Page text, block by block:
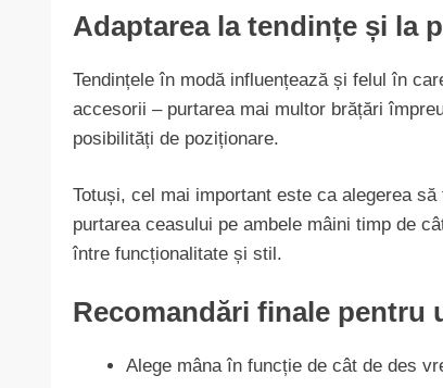
Adaptarea la tendințe și la
Tendințele în modă influențează și felul în
accesorii – purtarea mai multor brățări
posibilități de poziționare.
Totuși, cel mai important este ca alegerea
purtarea ceasului pe ambele mâini timp de
între funcționalitate și stil.
Recomandări finale pentru
Alege mâna în funcție de cât de des